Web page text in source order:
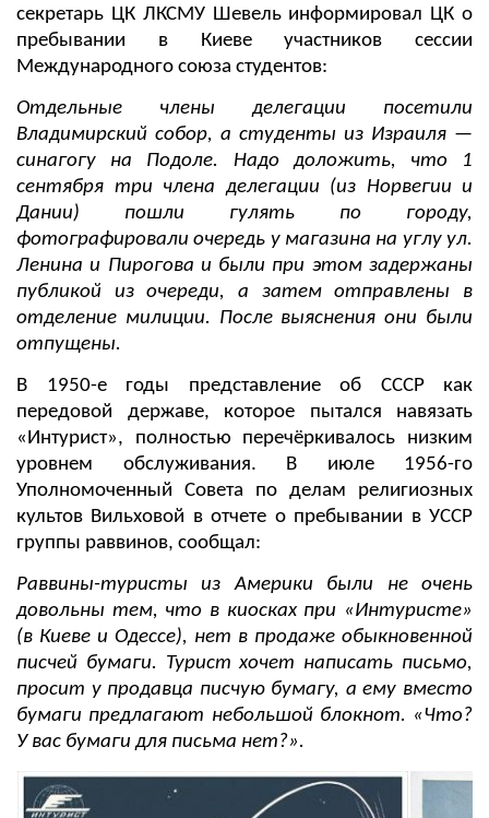
секретарь ЦК ЛКСМУ Шевель информировал ЦК о
пребывании в Киеве участников сессии
Международного союза студентов:
Отдельные члены делегации посетили
Владимирский собор, а студенты из Израиля —
синагогу на Подоле. Надо доложить, что 1
сентября три члена делегации (из Норвегии и
Дании) пошли гулять по городу,
фотографировали очередь у магазина на углу ул.
Ленина и Пирогова и были при этом задержаны
публикой из очереди, а затем отправлены в
отделение милиции. После выяснения они были
отпущены.
В 1950-е годы представление об СССР как
передовой державе, которое пытался навязать
«Интурист», полностью перечёркивалось низким
уровнем обслуживания. В июле 1956-го
Уполномоченный Совета по делам религиозных
культов Вильховой в отчете о пребывании в УССР
группы раввинов, сообщал:
Раввины-туристы из Америки были не очень
довольны тем, что в киосках при «Интуристе»
(в Киеве и Одессе), нет в продаже обыкновенной
писчей бумаги. Турист хочет написать письмо,
просит у продавца писчую бумагу, а ему вместо
бумаги предлагают небольшой блокнот. «Что?
У вас бумаги для письма нет?».